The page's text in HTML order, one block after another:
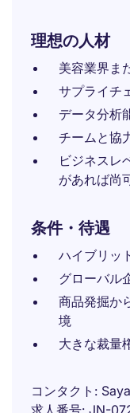
理想の人材
美容業界ま
サプライチ
データ分析
チームと協
ビジネスレ
があれば尚
条件・待遇
ハイブリッ
グローバル
商品発掘か
境
大きな裁量
コンタクト
求人番号 JN-